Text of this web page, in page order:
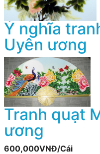
Ý nghĩa
Uyên ương
Tranh quạt
ương
600,000VNĐ/Cái